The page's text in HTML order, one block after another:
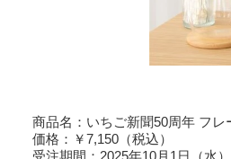
商品名：いちご新聞50周年 フレ
価格：￥7,150（税込）
受注期間：2025年10月1日（水